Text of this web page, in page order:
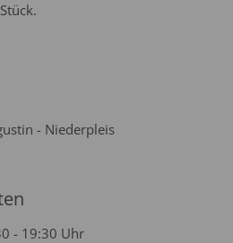
- Niederpleis
- 19:30 Uhr